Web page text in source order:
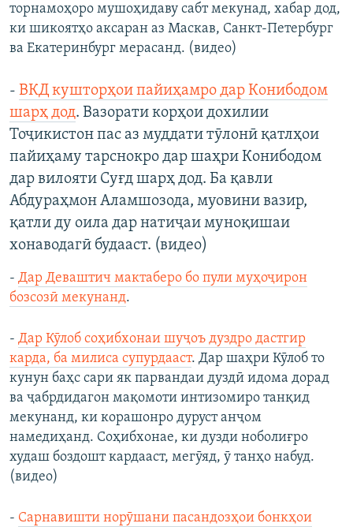
торнамоҳоро мушоҳидаву сабт мекунад, хабар дод,
ки шикоятҳо аксаран аз Маскав, Санкт-Петербург
ва Екатеринбург мерасанд. (видео)
- ВКД кушторҳои пайиҳамро дар Конибодом
шарҳ дод. Вазорати корҳои дохилии
Тоҷикистон пас аз муддати тӯлонӣ қатлҳои
пайиҳаму тарснокро дар шаҳри Конибодом
дар вилояти Суғд шарҳ дод. Ба қавли
Абдураҳмон Аламшозода, муовини вазир,
қатли ду оила дар натиҷаи муноқишаи
хонаводагӣ будааст. (видео)
- Дар Деваштич мактаберо бо пули муҳоҷирон
бозсозӣ мекунанд.
- Дар Кӯлоб соҳибхонаи шуҷоъ дуздро дастгир
карда, ба милиса супурдааст. Дар шаҳри Кӯлоб то
кунун баҳс сари як парвандаи дуздӣ идома дорад
ва ҷабрдидагон мақомоти интизомиро танқид
мекунанд, ки корашонро дуруст анҷом
намедиҳанд. Соҳибхонае, ки дузди ноболиғро
худаш боздошт кардааст, мегӯяд, ӯ танҳо набуд.
(видео)
- Сарнавишти норӯшани пасандозҳои бонкҳои